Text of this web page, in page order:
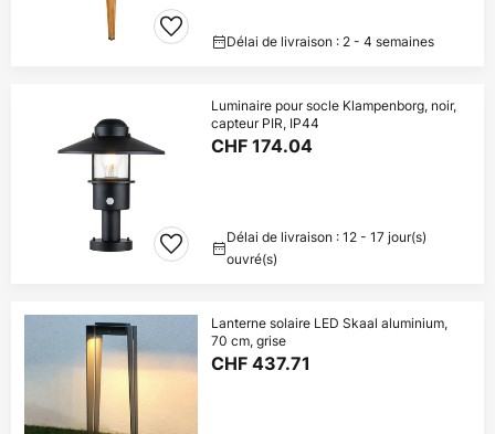
Délai de livraison : 2 - 4 semaines
Luminaire pour socle Klampenborg, noir,
capteur PIR, IP44
CHF 174.04
Délai de livraison : 12 - 17 jour(s)
ouvré(s)
Lanterne solaire LED Skaal aluminium,
70 cm, grise
CHF 437.71